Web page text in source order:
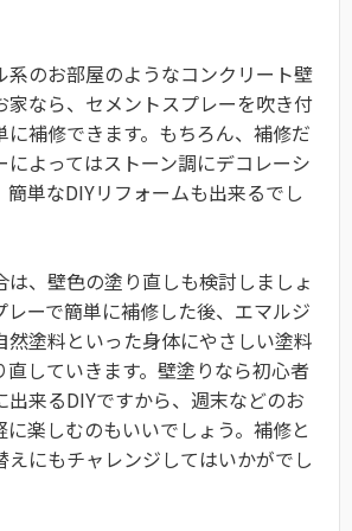
系のお部屋のようなコンクリート壁
家なら、セメントスプレーを吹き付
に補修できます。もちろん、補修だ
によってはストーン調にデコレーシ
簡単なDIYリフォームも出来るでし
は、壁色の塗り直しも検討しましょ
レーで簡単に補修した後、エマルジ
然塗料といった身体にやさしい塗料
直していきます。壁塗りなら初心者
出来るDIYですから、週末などのお
に楽しむのもいいでしょう。補修と
えにもチャレンジしてはいかがでし